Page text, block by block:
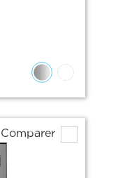
Comparer